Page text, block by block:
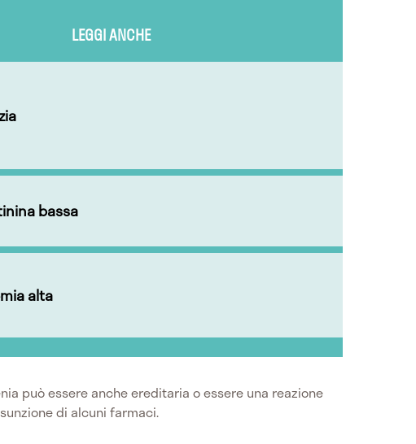
LEGGI ANCHE
bassa
alta
può essere anche ereditaria o essere una reazione
di alcuni farmaci.